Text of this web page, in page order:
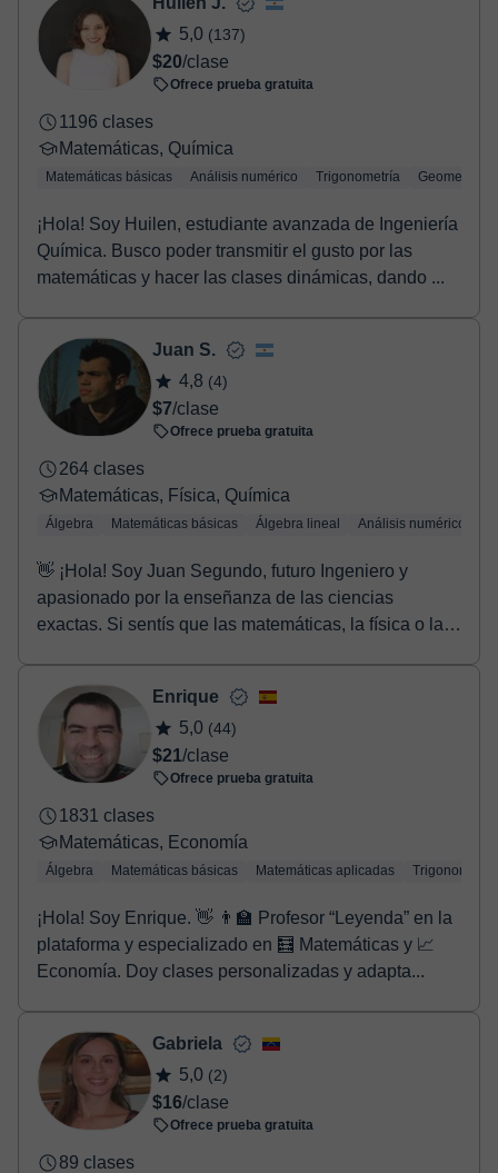
Una vez realices el pago de la clase, recibirás un e-mail de
confirmación de la reserva.
5,0 (137)
$20/clase
Ofrece prueba gratuita
1196 clases
Matemáticas, Química
Matemáticas básicas Análisis numérico Trigonometría Geometría
¡Hola! Soy Huilen, estudiante avanzada de Ingeniería
Química. Busco poder transmitir el gusto por las
matemáticas y hacer las clases dinámicas, dando ...
Juan S.
4,8 (4)
$7/clase
Ofrece prueba gratuita
264 clases
Matemáticas, Física, Química
Álgebra Matemáticas básicas Álgebra lineal Análisis numérico
👋 ¡Hola! Soy Juan Segundo, futuro Ingeniero y
apasionado por la enseñanza de las ciencias
exactas. Si sentís que las matemáticas, la física o la
Enrique
5,0 (44)
$21/clase
Ofrece prueba gratuita
1831 clases
Matemáticas, Economía
Álgebra Matemáticas básicas Matemáticas aplicadas Trigonometría
¡Hola! Soy Enrique. 👋 👨‍🏫 Profesor “Leyenda” en la
plataforma y especializado en 🧮 Matemáticas y 📈
Economía. Doy clases personalizadas y adapta...
Gabriela
5,0 (2)
$16/clase
Ofrece prueba gratuita
89 clases